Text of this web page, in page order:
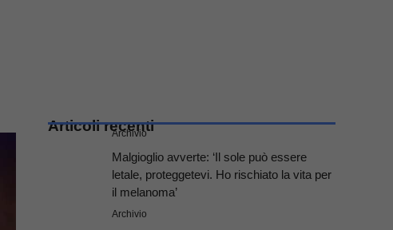
Articoli recenti
Archivio
Malgioglio avverte: ‘Il sole può essere
letale, proteggetevi. Ho rischiato la vita per
il melanoma’
Archivio